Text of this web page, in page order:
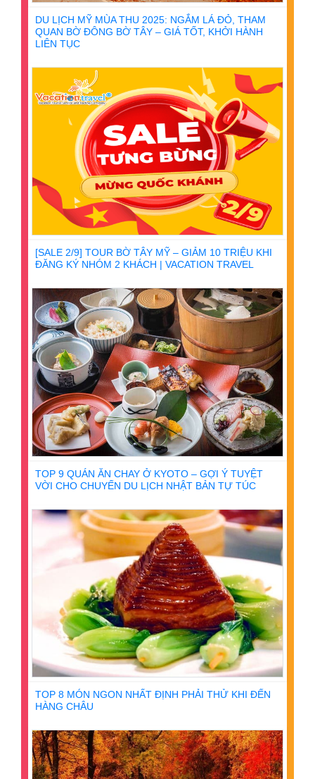
DU LỊCH MỸ MÙA THU 2025: NGẮM LÁ ĐỎ, THAM
QUAN BỜ ĐÔNG BỜ TÂY – GIÁ TỐT, KHỞI HÀNH
LIÊN TỤC
[SALE 2/9] TOUR BỜ TÂY MỸ – GIẢM 10 TRIỆU KHI
ĐĂNG KÝ NHÓM 2 KHÁCH | VACATION TRAVEL
TOP 9 QUÁN ĂN CHAY Ở KYOTO – GỢI Ý TUYỆT
VỜI CHO CHUYẾN DU LỊCH NHẬT BẢN TỰ TÚC
TOP 8 MÓN NGON NHẤT ĐỊNH PHẢI THỬ KHI ĐẾN
HÀNG CHÂU